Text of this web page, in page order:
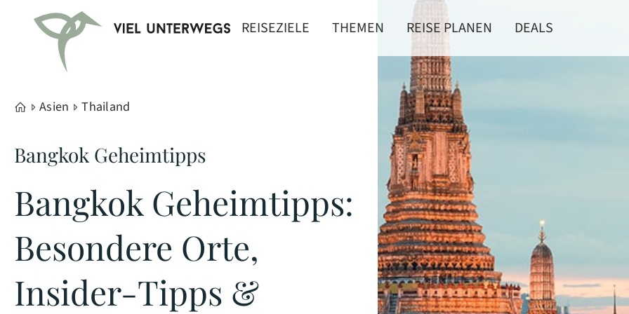
REISEZIELE THEMEN REISE PLANEN DEALS
Asien Thailand
Bangkok Geheimtipps
Bangkok Geheimtipps:
Besondere Orte,
Insider-Tipps &